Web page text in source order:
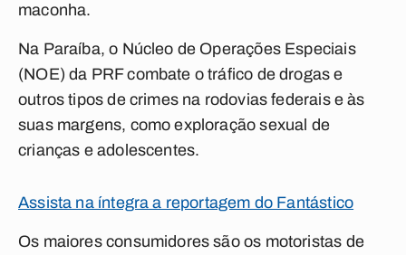
maconha.
Na Paraíba, o Núcleo de Operações Especiais
(NOE) da PRF combate o tráfico de drogas e
outros tipos de crimes na rodovias federais e às
suas margens, como exploração sexual de
crianças e adolescentes.
Assista na íntegra a reportagem do Fantástico
Os maiores consumidores são os motoristas de